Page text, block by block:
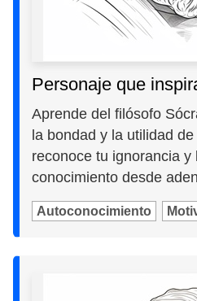
Personaje que
Aprende del filósofo
la bondad y la utilidad
reconoce tu ignorancia y
conocimiento desde
Autoconocimiento